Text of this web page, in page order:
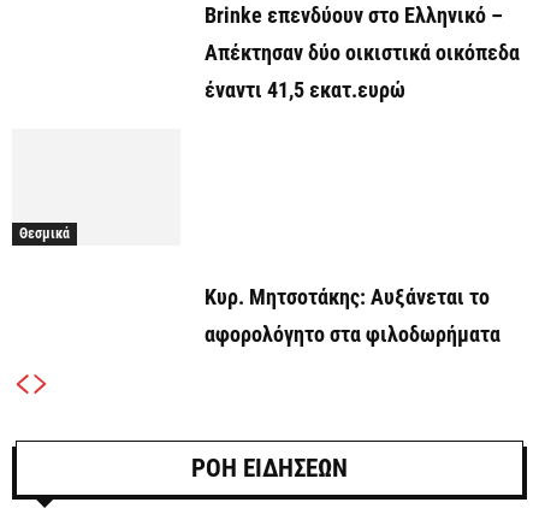
Brinke επενδύουν στο Ελληνικό –
Απέκτησαν δύο οικιστικά οικόπεδα
έναντι 41,5 εκατ.ευρώ
Θεσμικά
Κυρ. Μητσοτάκης: Αυξάνεται το
αφορολόγητο στα φιλοδωρήματα
ΡΟΗ ΕΙΔΗΣΕΩΝ